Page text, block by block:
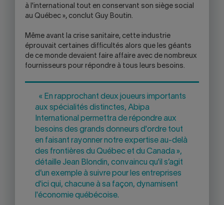
à l'international tout en conservant son siège social
au Québec », conclut Guy Boutin.
Même avant la crise sanitaire, cette industrie
éprouvait certaines difficultés alors que les géants
de ce monde devaient faire affaire avec de nombreux
fournisseurs pour répondre à tous leurs besoins.
« En rapprochant deux joueurs importants
aux spécialités distinctes, Abipa
International permettra de répondre aux
besoins des grands donneurs d'ordre tout
en faisant rayonner notre expertise au-delà
des frontières du Québec et du Canada »,
détaille Jean Blondin, convaincu qu'il s’agit
d’un exemple à suivre pour les entreprises
d'ici qui, chacune à sa façon, dynamisent
l'économie québécoise.